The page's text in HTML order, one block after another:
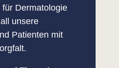
Dermatologie
unsere
Patienten mit